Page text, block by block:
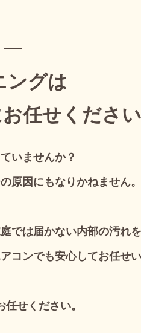
ングは
お任せください
いませんか？
原因にもなりかねません。
では届かない内部の汚れ
コンでも安心してお任せい
せください。